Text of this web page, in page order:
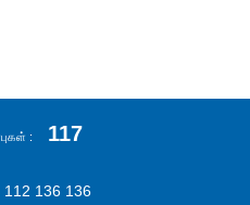
117
136 136